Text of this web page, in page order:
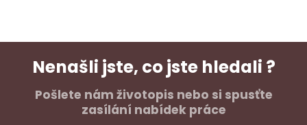
Nenašli jste, co jste hledali ?
Pošlete nám životopis nebo si spusťte
zasílání nabídek práce